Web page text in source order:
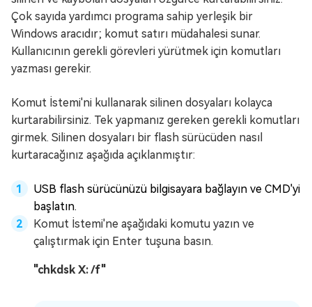
Çok sayıda yardımcı programa sahip yerleşik bir
Windows aracıdır; komut satırı müdahalesi sunar.
Kullanıcının gerekli görevleri yürütmek için komutları
yazması gerekir.
Komut İstemi'ni kullanarak silinen dosyaları kolayca
kurtarabilirsiniz. Tek yapmanız gereken gerekli komutları
girmek. Silinen dosyaları bir flash sürücüden nasıl
kurtaracağınız aşağıda açıklanmıştır:
USB flash sürücünüzü bilgisayara bağlayın ve CMD'yi
başlatın.
Komut İstemi'ne aşağıdaki komutu yazın ve
çalıştırmak için Enter tuşuna basın.
"chkdsk X: /f"